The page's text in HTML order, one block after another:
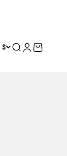
$ BuscarIniciar sesión
Carrito